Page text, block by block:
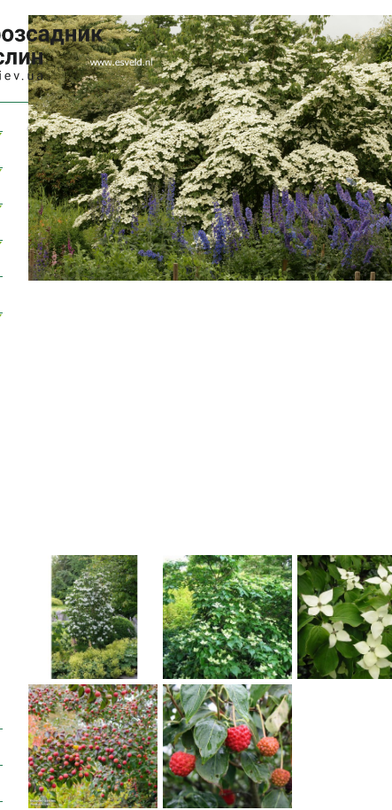
(044) 233-22-13
(097) 233-22-
(093) 233-22-13
(099) 233-22-
Главная О нас
Главная Декоративные кусты Дерен коуза